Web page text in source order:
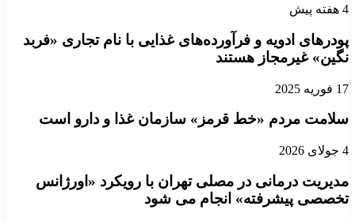
4 هفته پیش
پودرهای ادویه و فرآورده‌های غذایی با نام تجاری «فربد
نگین» غیرمجاز هستند
17 فوریه 2025
سلامت مردم «خط قرمز» سازمان غذا و دارو است
4 جولای 2026
مدیریت درمانی در مصلی تهران با رویکرد «اورژانس
تخصصی پیشرفته» انجام می شود